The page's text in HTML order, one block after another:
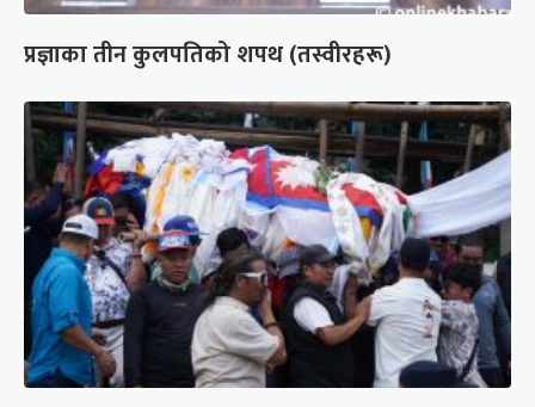
प्रज्ञाका तीन कुलपतिको शपथ (तस्वीरहरू)